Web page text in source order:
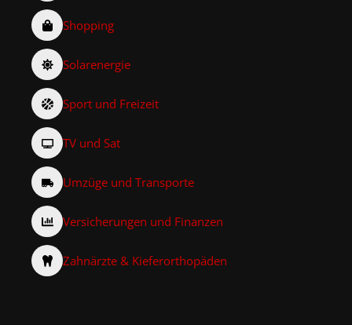
Shopping
Solarenergie
Sport und Freizeit
TV und Sat
Umzüge und Transporte
Versicherungen und Finanzen
Zahnärzte & Kieferorthopäden